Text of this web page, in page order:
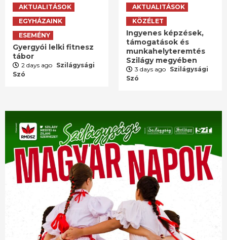
AKTUALITÁSOK
EGYHÁZAINK
ESEMÉNY
Gyergyói lelki fitnesz
tábor
2 days ago Szilágysági
Szó
AKTUALITÁSOK
KÖZÉLET
Ingyenes képzések,
támogatások és
munkahelyteremtés
Szilágy megyében
3 days ago Szilágysági
Szó